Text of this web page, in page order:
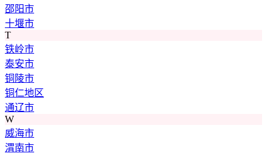
邵阳市
十堰市
T
铁岭市
泰安市
铜陵市
铜仁地区
通辽市
W
威海市
渭南市